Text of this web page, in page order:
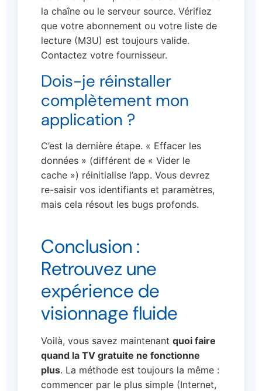
la chaîne ou le serveur source. Vérifiez
que votre abonnement ou votre liste de
lecture (M3U) est toujours valide.
Contactez votre fournisseur.
Dois-je réinstaller
complètement mon
application ?
C’est la dernière étape. « Effacer les
données » (différent de « Vider le
cache ») réinitialise l’app. Vous devrez
re-saisir vos identifiants et paramètres,
mais cela résout les bugs profonds.
Conclusion :
Retrouvez une
expérience de
visionnage fluide
Voilà, vous savez maintenant quoi faire
quand la TV gratuite ne fonctionne
plus. La méthode est toujours la même :
commencer par le plus simple (Internet,